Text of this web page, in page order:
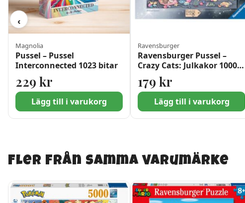
‹
Magnolia
Pussel – Pussel
Interconnected 1023 bitar
229 kr
Lägg till i varukorg
Ravensburger
Ravensburger Pussel –
Crazy Cats: Julkakor 1000
179kr
Lägg till i varukorg
Fler från samma varumärke